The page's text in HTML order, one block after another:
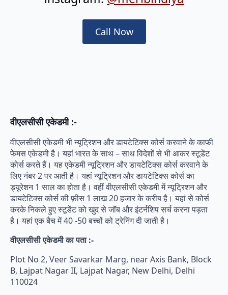
Call Now
वीएलसीसी एकेडमी :-
वीएलसीसी एकेडमी भी न्यूट्रिशन और डायटेटिक्स कोर्स करवाने के काफी
फेमस एकेडमी है। यहां भारत के साथ – साथ विदेशों से भी आकर स्टूडेंट
कोर्स करते हैं। यह एकेडमी न्यूट्रिशन और डायटेटिक्स कोर्स करवाने के
लिए नंबर 2 पर आती है। यहां न्यूट्रिशन और डायटेटिक्स कोर्स का
ड्यूरेशन 1 साल का होता है। वहीं वीएलसीसी एकेडमी में न्यूट्रिशन और
डायटेटिक्स कोर्स की फ़ीस 1 लाख 20 हजार के करीब है। यहां से कोर्स
करके निकले हुए स्टूडेंट को खुद से जॉब और इंटर्नशिप सर्च करना पड़ता
है। यहां एक बैच में 40 -50 बच्चों को ट्रेनिंग दी जाती है।
वीएलसीसी एकेडमी का पता :-
Plot No 2, Veer Savarkar Marg, near Axis Bank, Block
B, Lajpat Nagar II, Lajpat Nagar, New Delhi, Delhi
110024